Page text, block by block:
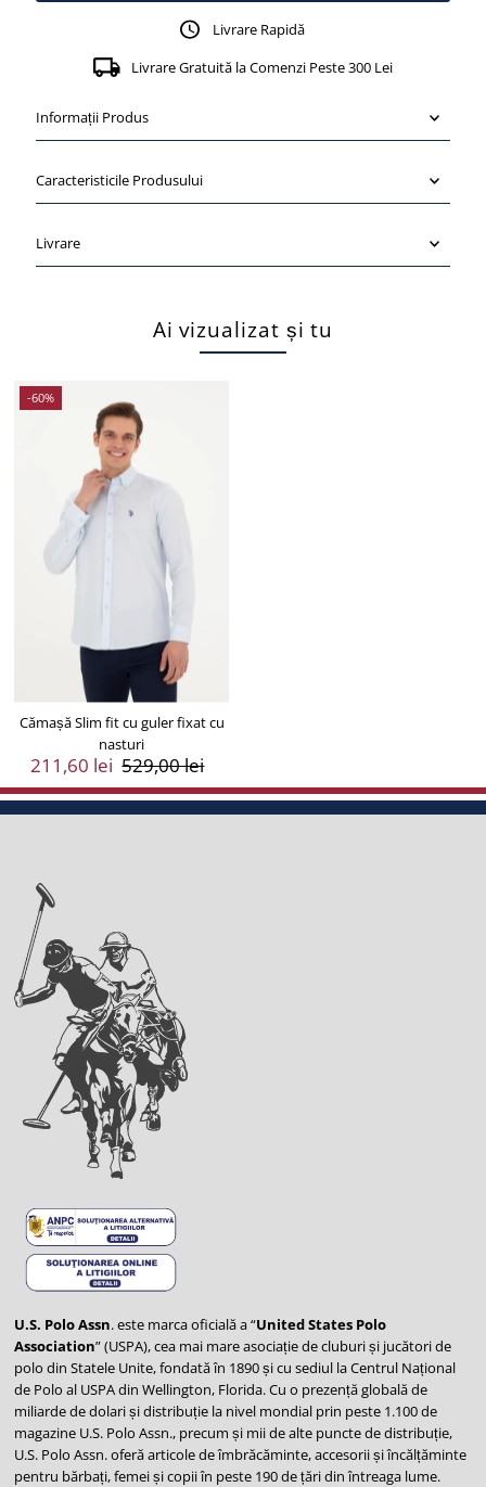
Livrare Rapidă
Livrare Gratuită la Comenzi Peste 300 Lei
Informații Produs
Caracteristicile Produsului
Livrare
Ai vizualizat și tu
-60%
Cămașă Slim fit cu guler fixat cu
nasturi
Preț
Vânzare
211,60 lei Preț
Întreg
529,00 lei
U.S. Polo Assn. este marca oficială a “United States Polo
Association” (USPA), cea mai mare asociație de cluburi și jucători de
polo din Statele Unite, fondată în 1890 și cu sediul la Centrul Național
de Polo al USPA din Wellington, Florida. Cu o prezență globală de
miliarde de dolari și distribuție la nivel mondial prin peste 1.100 de
magazine U.S. Polo Assn., precum și mii de alte puncte de distribuție,
U.S. Polo Assn. oferă articole de îmbrăcăminte, accesorii și încălțăminte
pentru bărbați, femei și copii în peste 190 de țări din întreaga lume.